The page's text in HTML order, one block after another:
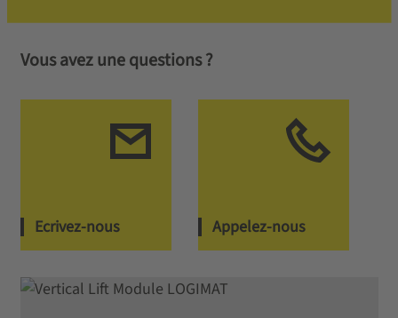
Vous avez une questions ?
Ecrivez-nous Appelez-nous